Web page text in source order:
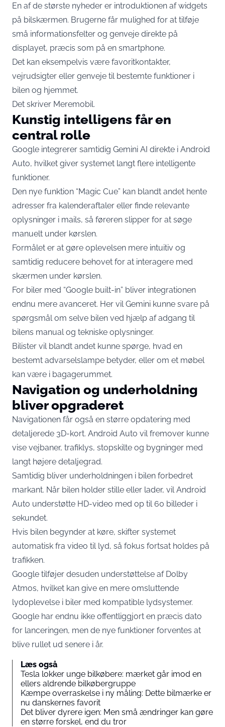
En af de største nyheder er introduktionen af widgets
på bilskærmen. Brugerne får mulighed for at tilføje
små informationsfelter og genveje direkte på
displayet, præcis som på en smartphone.
Det kan eksempelvis være favoritkontakter,
vejrudsigter eller genveje til bestemte funktioner i
bilen og hjemmet.
Det skriver Meremobil.
Kunstig intelligens får en
central rolle
Google integrerer samtidig Gemini AI direkte i Android
Auto, hvilket giver systemet langt flere intelligente
funktioner.
Den nye funktion “Magic Cue” kan blandt andet hente
adresser fra kalenderaftaler eller finde relevante
oplysninger i mails, så føreren slipper for at søge
manuelt under kørslen.
Formålet er at gøre oplevelsen mere intuitiv og
samtidig reducere behovet for at interagere med
skærmen under kørslen.
For biler med “Google built-in” bliver integrationen
endnu mere avanceret. Her vil Gemini kunne svare på
spørgsmål om selve bilen ved hjælp af adgang til
bilens manual og tekniske oplysninger.
Bilister vil blandt andet kunne spørge, hvad en
bestemt advarselslampe betyder, eller om et møbel
kan være i bagagerummet.
Navigation og underholdning
bliver opgraderet
Navigationen får også en større opdatering med
detaljerede 3D-kort. Android Auto vil fremover kunne
vise vejbaner, trafiklys, stopskilte og bygninger med
langt højere detaljegrad.
Samtidig bliver underholdningen i bilen forbedret
markant. Når bilen holder stille eller lader, vil Android
Auto understøtte HD-video med op til 60 billeder i
sekundet.
Hvis bilen begynder at køre, skifter systemet
automatisk fra video til lyd, så fokus fortsat holdes på
trafikken.
Google tilføjer desuden understøttelse af Dolby
Atmos, hvilket kan give en mere omsluttende
lydoplevelse i biler med kompatible lydsystemer.
Google har endnu ikke offentliggjort en præcis dato
for lanceringen, men de nye funktioner forventes at
blive rullet ud senere i år.
Læs også
Tesla lokker unge bilkøbere: mærket går imod en
ellers aldrende bilkøbergruppe
Kæmpe overraskelse i ny måling: Dette bilmærke er
nu danskernes favorit
Det bliver dyrere igen: Men små ændringer kan gøre
en større forskel, end du tror